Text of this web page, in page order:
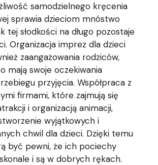
samodzielnego kręcenia
sprawia dzieciom mnóstwo
tej słodkości na długo pozostaje
Organizacja imprez dla dzieci
zaangażowania rodziców,
mają swoje oczekiwania
przyjęcia. Współpraca z
firmami, które zajmują się
i organizacją animacji,
wyjątkowych i
chwil dla dzieci. Dzięki temu
być pewni, że ich pociechy
i są w dobrych rękach.